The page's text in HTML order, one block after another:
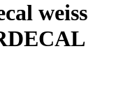
weiss